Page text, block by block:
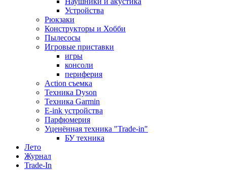
Устройства
Рюкзаки
Конструкторы и Хобби
Пылесосы
Игровые приставки
игры
консоли
периферия
Action съемка
Техника Dyson
Техника Garmin
E-ink устройства
Парфюмерия
Уценённая техника "Trade-in"
БУ техника
Лето
Журнал
Trade-In